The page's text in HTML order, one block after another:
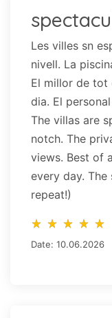
Les villes sn
nivell. La
El millor de tot
dia. El
The villas are
notch. The
views. Best of
every day.
repeat!)
star_rate star_rate star_rate star_rate star_rate
star_rate star_rate star_rate star_rate star_rate
Date: 10.06.2026